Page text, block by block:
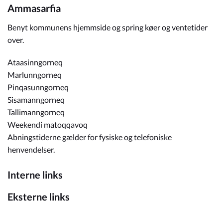
Ammasarfia
Benyt kommunens hjemmside og spring køer og ventetider
over.
Ataasinngorneq
Marlunngorneq
Pinqasunngorneq
Sisamanngorneq
Tallimanngorneq
Weekendi matoqqavoq
Abningstiderne gælder for fysiske og telefoniske
henvendelser.
Interne links
Eksterne links